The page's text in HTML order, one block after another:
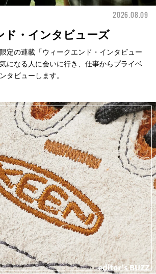
2026.08.09
ド・インタビューズ
定の連載「ウィークエンド・インタビュー
になる人に会いに行き、仕事からプライベ
タビューします。